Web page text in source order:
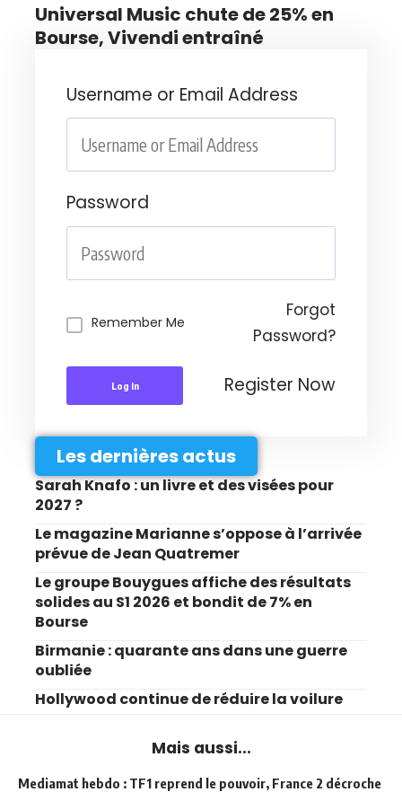
Universal Music chute de 25% en
Bourse, Vivendi entraîné
Username or Email Address
Password
Remember Me
Forgot
Password?
Log In Register Now
Les dernières actus
Sarah Knafo : un livre et des visées pour
2027 ?
Le magazine Marianne s’oppose à l’arrivée
prévue de Jean Quatremer
Le groupe Bouygues affiche des résultats
solides au S1 2026 et bondit de 7% en
Bourse
Birmanie : quarante ans dans une guerre
oubliée
Hollywood continue de réduire la voilure
Mais aussi...
Mediamat hebdo : TF1 reprend le pouvoir, France 2 décroche